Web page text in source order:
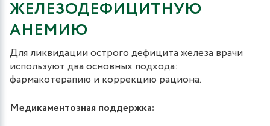
ЖЕЛЕЗОДЕФИЦИТНУЮ
АНЕМИЮ
Для ликвидации острого дефицита железа врачи
используют два основных подхода:
фармакотерапию и коррекцию рациона.
Медикаментозная поддержка: